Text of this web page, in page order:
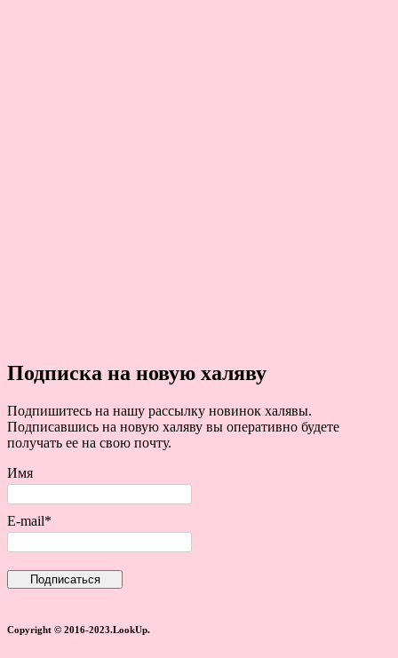
Подписка на новую халяву
Подпишитесь на нашу рассылку новинок халявы.
Подписавшись на новую халяву вы оперативно будете
получать ее на свою почту.
Имя
E-mail*
Copyright © 2016-2023.LookUp.